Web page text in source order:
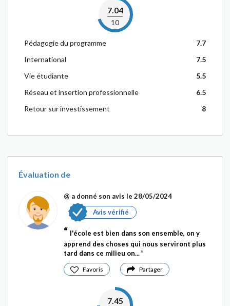
7.04
10
Pédagogie du programme
7.7
International
7.5
Vie étudiante
5.5
Réseau et insertion professionnelle
6.5
Retour sur investissement
8
Évaluation de
@ a donné son avis le 28/05/2024
Avis vérifié
l'école est bien dans son ensemble, on y
apprend des choses qui nous serviront plus
tard dans ce milieu on...
Favoris Partager
7.45